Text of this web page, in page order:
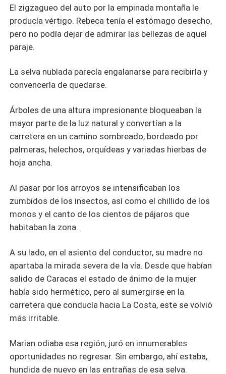
El zigzagueo del auto por la empinada montaña le
producía vértigo. Rebeca tenía el estómago desecho,
pero no podía dejar de admirar las bellezas de aquel
paraje.
La selva nublada parecía engalanarse para recibirla y
convencerla de quedarse.
Árboles de una altura impresionante bloqueaban la
mayor parte de la luz natural y convertían a la
carretera en un camino sombreado, bordeado por
palmeras, helechos, orquídeas y variadas hierbas de
hoja ancha.
Al pasar por los arroyos se intensificaban los
zumbidos de los insectos, así como el chillido de los
monos y el canto de los cientos de pájaros que
habitaban la zona.
A su lado, en el asiento del conductor, su madre no
apartaba la mirada severa de la vía. Desde que habían
salido de Caracas el estado de ánimo de la mujer
había sido hermético, pero al sumergirse en la
carretera que conducía hacia La Costa, este se volvió
más irritable.
Marian odiaba esa región, juró en innumerables
oportunidades no regresar. Sin embargo, ahí estaba,
hundida de nuevo en las entrañas de esa selva.